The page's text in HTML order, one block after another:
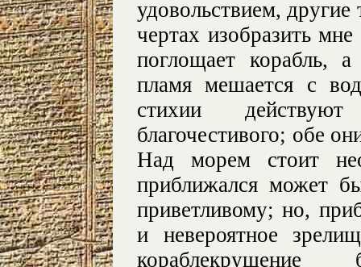
удовольствием,
чертах изобразить
поглощает корабль,
пламя мешается с
стихии
благочестивого; обе
Над морем стоит
приближался может
приветливому; но,
и невероятное